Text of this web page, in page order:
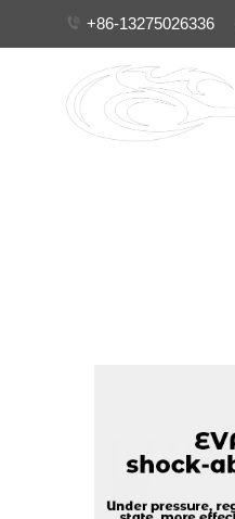
+86-13275026336